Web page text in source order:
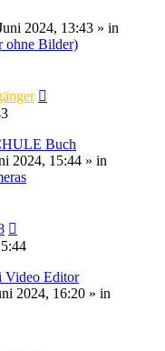
2024, 13:43 » in
ohne Bilder)
Buch
2024, 15:44 » in
Video Editor
2024, 16:20 » in